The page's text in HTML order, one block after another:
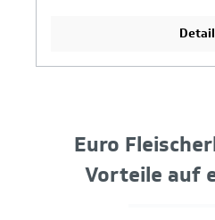
Euro
Vorteile auf